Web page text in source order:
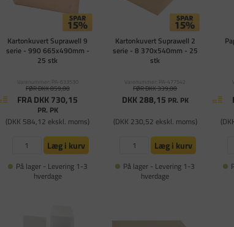
Kartonkuvert Suprawell 9
serie - 990 665x490mm -
25 stk
Varenummer: PA-633530
FØR DKK 859,00
FRA DKK 730,15
PR. PK
(DKK 584,12 ekskl. moms)
Læg i kurv
På lager - Levering 1-3
hverdage
Kartonkuvert Suprawell 2
serie - 8 370x540mm - 25
stk
Varenummer: PA-477542
FØR DKK 339,00
DKK 288,15 PR. PK
(DKK 230,52 ekskl. moms)
Læg i kurv
På lager - Levering 1-3
hverdage